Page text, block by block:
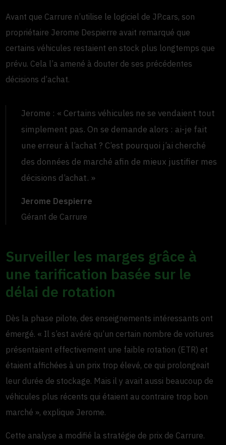
Avant que Carrure n’utilise le logiciel de JP.cars, son
propriétaire Jerome Despierre avait remarqué que
certains véhicules restaient en stock plus longtemps que
prévu. Cela l’a amené à douter de ses précédentes
décisions d’achat.
Jerome : « Certains véhicules ne se vendaient tout
simplement pas. On se demande alors : ai-je fait
une erreur à l’achat ? C’est pourquoi j’ai cherché
des données de marché afin de mieux justifier mes
décisions d’achat. »
Jerome Despierre
Gérant de Carrure
Surveiller les marges grâce à
une tarification basée sur le
délai de rotation
Dès la phase pilote, des enseignements intéressants ont
émergé. « Il s’est avéré qu’un certain nombre de voitures
présentaient effectivement une faible rotation (ETR) et
étaient affichées à un prix trop élevé, ce qui prolongeait
leur durée de stockage. Mais il y avait aussi beaucoup de
véhicules plus récents qui étaient au contraire trop bon
marché », explique Jerome.
Cette analyse a modifié la stratégie de prix de Carrure.